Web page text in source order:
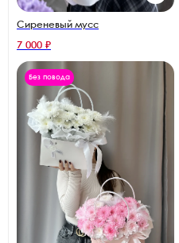
Сиреневый мусс
7 000 ₽
Без повода